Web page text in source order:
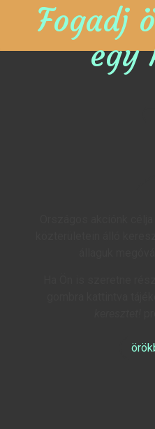
Fogadj
egy